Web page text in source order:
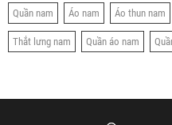
Quần nam Áo nam Áo thun nam
Thắt lưng nam Quần áo nam